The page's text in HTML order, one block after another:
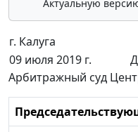
Актуальную
г. Калуга
09 июля 2019 г.
Арбитражный суд